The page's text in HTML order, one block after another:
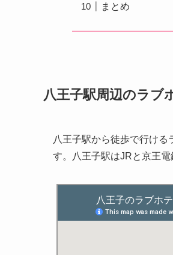
まとめ
八王子駅周辺のラブ
八王子駅から徒歩で行け
す。八王子駅はJRと京王